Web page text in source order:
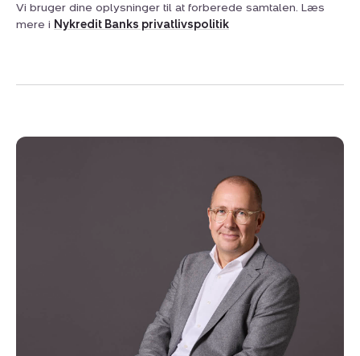
Vi bruger dine oplysninger til at forberede samtalen. Læs
mere i Nykredit Banks privatlivspolitik